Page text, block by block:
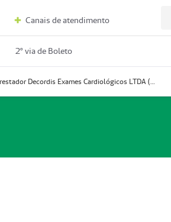
Canais de atendimento
2º via de Boleto
Prestador Decordis Exames Cardiológicos LTDA (51004346-0)